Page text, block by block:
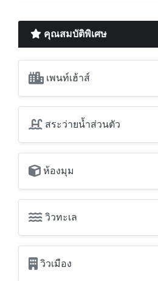
คุณสมบัติพิเศษ
เพนท์เฮ้าส์
สระว่ายน้ำส่วนตัว
ห้องมุม
วิวทะเล
วิวเมือง